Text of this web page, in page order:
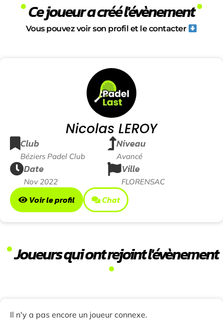
Ce joueur a créé l'évènement
Vous pouvez voir son profil et le contacter
Nicolas LEROY
Club
Béziers Padel Club
Niveau
Avancé
Date
Nov 2022
Ville
FLORENSAC
Voir le profil Chat
Joueurs qui ont rejoint l'évènement
Il n'y a pas encore un joueur connexe.